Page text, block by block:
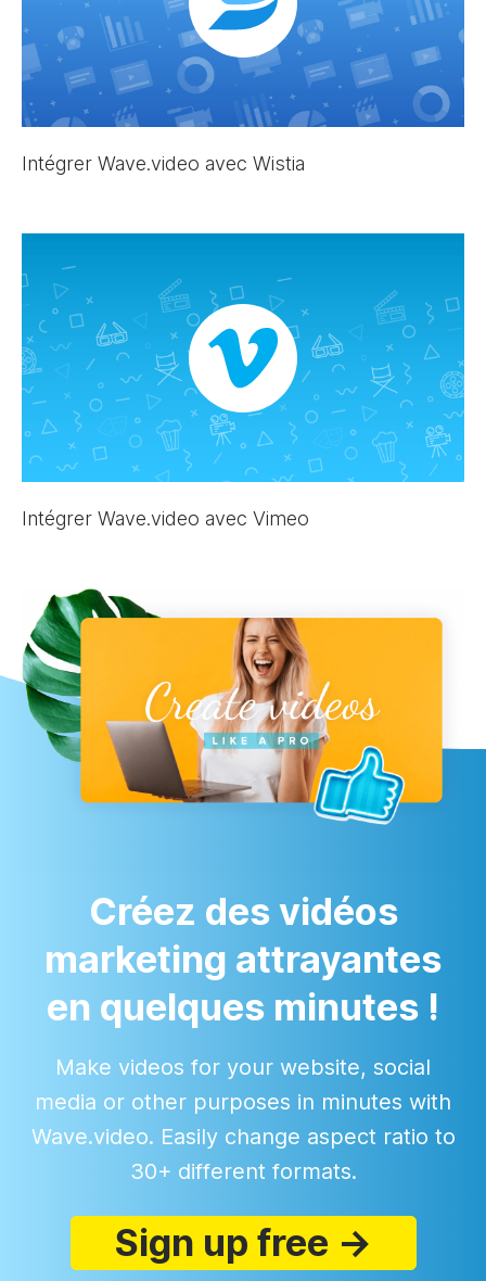
Intégrer Wave.video avec Wistia
Intégrer Wave.video avec Vimeo
Créez des vidéos
marketing attrayantes
en quelques minutes !
Make videos for your website, social
media or other purposes in minutes with
Wave.video. Easily change aspect ratio to
30+ different formats.
Sign up free →